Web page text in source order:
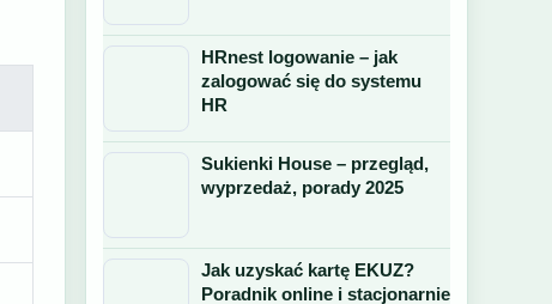
HRnest logowanie – jak
zalogować się do systemu
HR
Sukienki House – przegląd,
wyprzedaż, porady 2025
Jak uzyskać kartę EKUZ?
Poradnik online i stacjonarnie